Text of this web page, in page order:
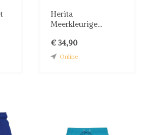
Herita
Meerkleurige...
€ 34,90
Online